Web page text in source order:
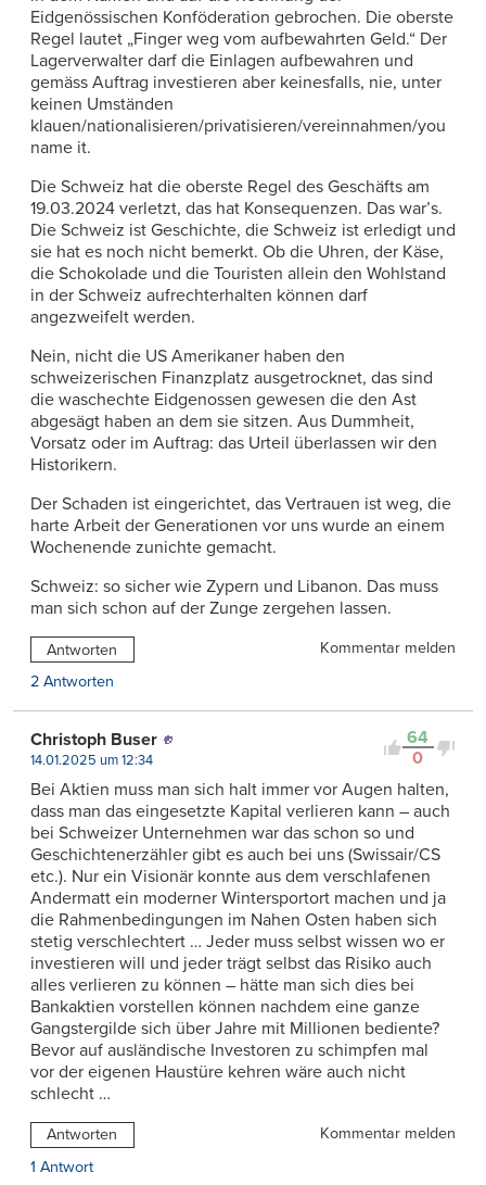
Eidgenössischen Konföderation gebrochen. Die oberste
Regel lautet „Finger weg vom aufbewahrten Geld.“ Der
Lagerverwalter darf die Einlagen aufbewahren und
gemäss Auftrag investieren aber keinesfalls, nie, unter
keinen Umständen
klauen/nationalisieren/privatisieren/vereinnahmen/you
name it.
Die Schweiz hat die oberste Regel des Geschäfts am
19.03.2024 verletzt, das hat Konsequenzen. Das war’s.
Die Schweiz ist Geschichte, die Schweiz ist erledigt und
sie hat es noch nicht bemerkt. Ob die Uhren, der Käse,
die Schokolade und die Touristen allein den Wohlstand
in der Schweiz aufrechterhalten können darf
angezweifelt werden.
Nein, nicht die US Amerikaner haben den
schweizerischen Finanzplatz ausgetrocknet, das sind
die waschechte Eidgenossen gewesen die den Ast
abgesägt haben an dem sie sitzen. Aus Dummheit,
Vorsatz oder im Auftrag: das Urteil überlassen wir den
Historikern.
Der Schaden ist eingerichtet, das Vertrauen ist weg, die
harte Arbeit der Generationen vor uns wurde an einem
Wochenende zunichte gemacht.
Schweiz: so sicher wie Zypern und Libanon. Das muss
man sich schon auf der Zunge zergehen lassen.
Antworten
Kommentar melden
2 Antworten
64
0
Christoph Buser
14.01.2025 um 12:34
Bei Aktien muss man sich halt immer vor Augen halten,
dass man das eingesetzte Kapital verlieren kann – auch
bei Schweizer Unternehmen war das schon so und
Geschichtenerzähler gibt es auch bei uns (Swissair/CS
etc.). Nur ein Visionär konnte aus dem verschlafenen
Andermatt ein moderner Wintersportort machen und ja
die Rahmenbedingungen im Nahen Osten haben sich
stetig verschlechtert … Jeder muss selbst wissen wo er
investieren will und jeder trägt selbst das Risiko auch
alles verlieren zu können – hätte man sich dies bei
Bankaktien vorstellen können nachdem eine ganze
Gangstergilde sich über Jahre mit Millionen bediente?
Bevor auf ausländische Investoren zu schimpfen mal
vor der eigenen Haustüre kehren wäre auch nicht
schlecht …
Antworten
Kommentar melden
1 Antwort